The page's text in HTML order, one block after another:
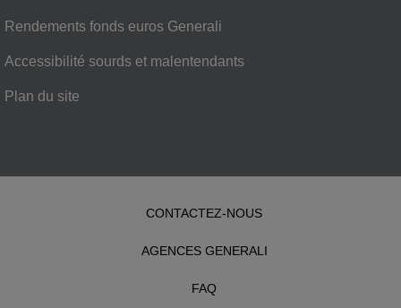
Rendements fonds euros Generali
Accessibilité sourds et malentendants
Plan du site
CONTACTEZ-NOUS
AGENCES GENERALI
FAQ